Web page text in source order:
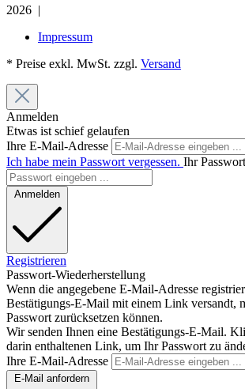
2026 |
Impressum
* Preise exkl. MwSt. zzgl. Versand
Anmelden
Etwas ist schief gelaufen
Ihre E-Mail-Adresse
Ich habe mein Passwort vergessen. Ihr Passwort
Anmelden
Registrieren
Passwort-Wiederherstellung
Wenn die angegebene E-Mail-Adresse
Bestätigungs-E-Mail mit einem Link versandt,
Passwort zurücksetzen können.
Wir senden Ihnen eine Bestätigungs-E-Mail.
darin enthaltenen Link, um Ihr Passwort zu
Ihre E-Mail-Adresse
E-Mail anfordern